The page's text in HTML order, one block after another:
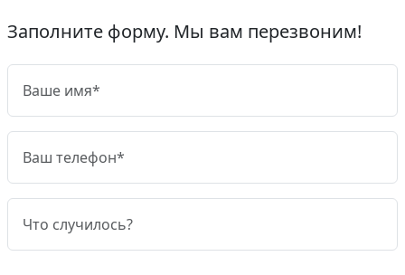
Заполните форму. Мы вам перезвоним!